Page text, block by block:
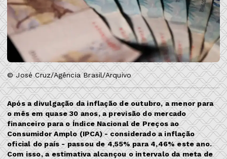
© José Cruz/Agência Brasil/Arquivo
Após a divulgação da inflação de outubro, a menor para
o mês em quase 30 anos, a previsão do mercado
financeiro para o Índice Nacional de Preços ao
Consumidor Amplo (IPCA) - considerado a inflação
oficial do país - passou de 4,55% para 4,46% este ano.
Com isso, a estimativa alcançou o intervalo da meta de